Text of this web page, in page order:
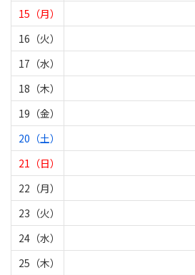
15（月）
16（火）
17（水）
18（木）
19（金）
20（土）
21（日）
22（月）
23（火）
24（水）
25（木）